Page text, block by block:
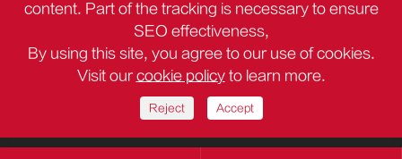
Copyright ©Deli Group Co.,Ltd.Tutti i diritti riservati.
Sitemap
Politica sulla Privacy
content. Part of the tracking is necessary to ensure
SEO effectiveness,
By using this site, you agree to our use of cookies.
Visit our cookie policyto learn more.
Reject Accept